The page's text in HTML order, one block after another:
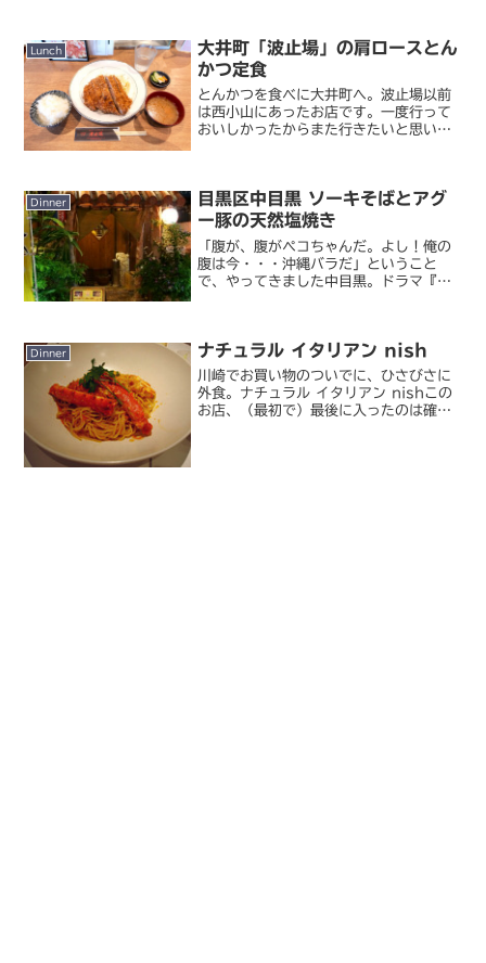
Lunch
大井町「波止場」の肩ロースとん
かつ定食
とんかつを食べに大井町へ。波止場以前
は西小山にあったお店です。一度行って
おいしかったからまた行きたいと思いつ
したというじゃないですか...
Dinner
目黒区中目黒 ソーキそばとアグ
ー豚の天然塩焼き
「腹が、腹がペコちゃんだ。よし！俺の
腹は今・・・沖縄バラだ」ということ
で、やってきました中目黒。ドラマ『孤
です。あらかじめ電話で予約...
Dinner ナチュラル イタリアン nish
川崎でお買い物のついでに、ひさびさに
外食。ナチュラル イタリアン nishこの
お店、（最初で）最後に入ったのは確か